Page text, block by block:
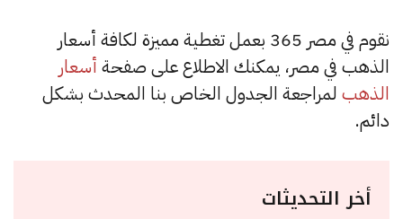
نقوم في مصر 365 بعمل تغطية مميزة لكافة أسعار
الذهب في مصر، يمكنك الاطلاع على صفحة أسعار
الذهب لمراجعة الجدول الخاص بنا المحدث بشكل
دائم.
أخر التحديثات